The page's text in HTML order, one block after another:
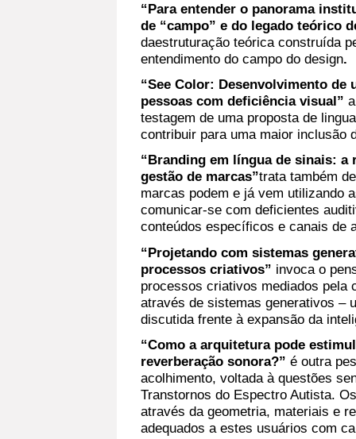
“Para entender o panorama
de “campo” e do legado teórico
daestruturação teórica construída
entendimento do campo do design.
“See Color: Desenvolvimento
pessoas com deficiência visual”
testagem de uma proposta de
contribuir para uma maior inclusão
“Branding em língua de sinais: a
gestão de marcas”trata também
marcas podem e já vem utilizando
comunicar-se com deficientes
conteúdos específicos e canais de
“Projetando com sistemas
processos criativos” invoca o
processos criativos mediados pela
através de sistemas generativos –
discutida frente à expansão da
“Como a arquitetura pode
reverberação sonora?” é outra
acolhimento, voltada à questões
Transtornos do Espectro Autista.
através da geometria, materiais e
adequados a estes usuários com